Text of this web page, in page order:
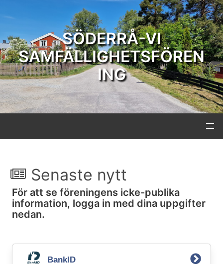
SÖDERRÅ-VI
SAMFÄLLIGHETSFÖREN
ING
Senaste nytt
För att se föreningens icke-publika
information, logga in med dina uppgifter
nedan.
BankID